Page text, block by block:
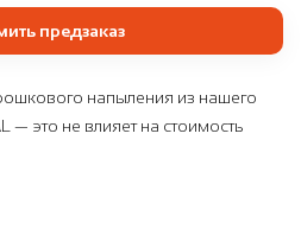
предзаказ
напыления из нашего
— это не влияет на стоимость